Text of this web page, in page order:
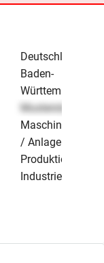
Deutschland
Baden-
Württemberg
Musterstadt
Maschinenbau
/ Anlagenbau
Produktion &
Industrie